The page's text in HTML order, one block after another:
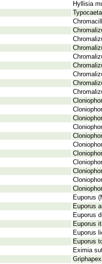
Hyllisia
Euporus
Euporus
Euporus
Euporus
Euporus
Euporus
Eximia